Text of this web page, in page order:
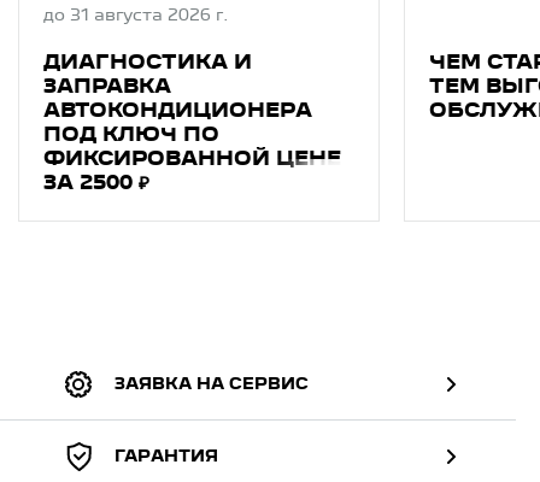
до 31 августа 2026 г.
ДИАГНОСТИКA И
ЗAПPAВКA
АВТОКОНДИЦИОНEРA
ПОД КЛЮЧ ПО
ФИКСИРОВАННОЙ ЦЕНЕ
ЗА 2500 ₽
ЧЕМ
ТЕМ
ЗАЯВКА НА СЕРВИС
ГАРАНТИЯ